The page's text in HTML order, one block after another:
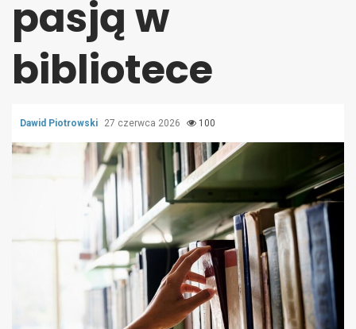
pasją w
bibliotece
Dawid Piotrowski 27 czerwca 2026 100